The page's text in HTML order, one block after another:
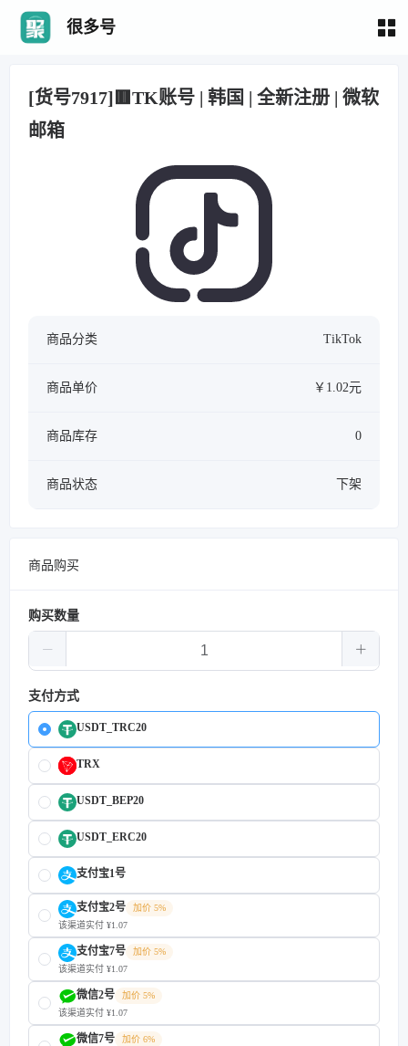
很多号
[货号7917]🟥TK账号 | 韩国 | 全新注册 | 微软
邮箱
商品分类 TikTok
商品单价 ￥1.02元
商品库存 0
商品状态 下架
商品购买
购买数量
支付方式
USDT_TRC20
TRX
USDT_BEP20
USDT_ERC20
支付宝1号
支付宝2号
加价 5%
该渠道实付 ¥1.07
支付宝7号
加价 5%
该渠道实付 ¥1.07
微信2号
加价 5%
该渠道实付 ¥1.07
微信7号
加价 6%